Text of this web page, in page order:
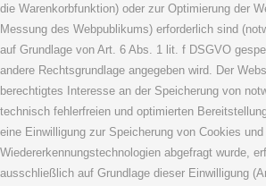
die Warenkorbfunktion) oder zur Optimierung der
Messung des Webpublikums) erforderlich sind
auf Grundlage von Art. 6 Abs. 1 lit. f DSGVO
andere Rechtsgrundlage angegeben wird. Der
berechtigtes Interesse an der Speicherung von
technisch fehlerfreien und optimierten
eine Einwilligung zur Speicherung von Cookies
Wiedererkennungstechnologien abgefragt wurde,
ausschließlich auf Grundlage dieser Einwilligung